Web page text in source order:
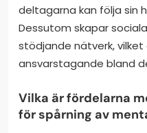
deltagarna kan följa sin
Dessutom skapar
stödjande nätverk,
ansvarstagande bland
Vilka är fördelarna
för spårning av